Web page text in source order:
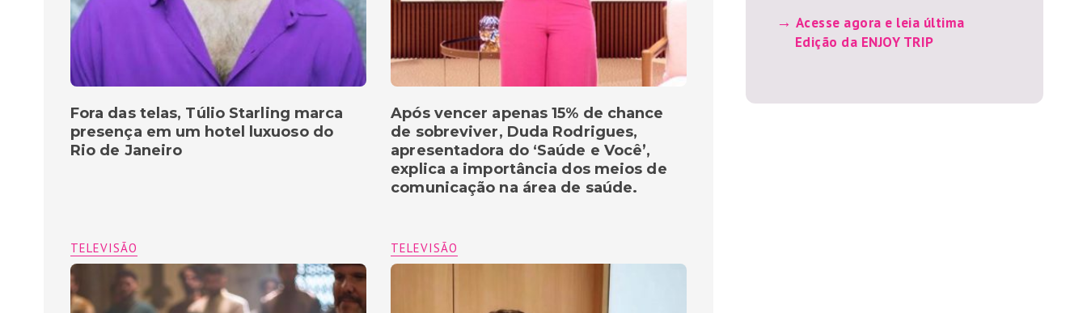
Após vencer apenas 15% de chance
de sobreviver, Duda Rodrigues,
apresentadora do ‘Saúde e Você’,
explica a importância dos meios de
comunicação na área de saúde.
Fora das telas, Túlio Starling marca
presença em um hotel luxuoso do
Rio de Janeiro
TELEVISÃO
TELEVISÃO
Acesse agora e leia última
Edição da ENJOY TRIP